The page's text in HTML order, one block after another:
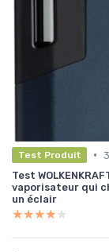
Test Produit •
Test
vaporisateur qui
un éclair
★★★★★
★★★★★